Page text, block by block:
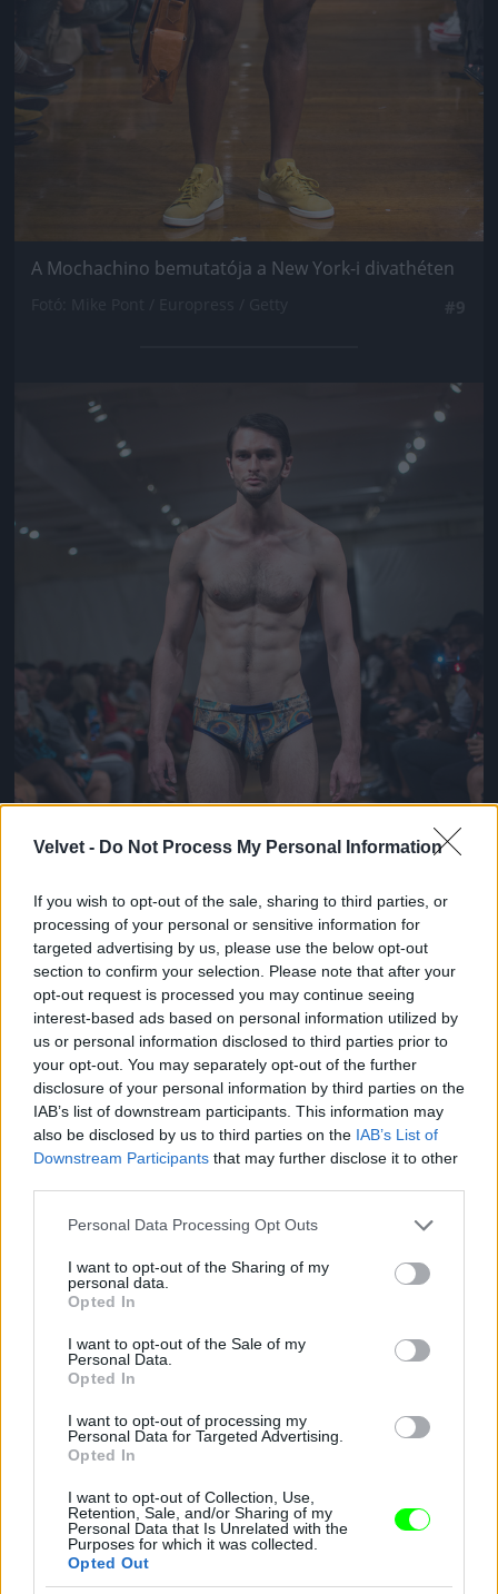
Velvet - Do Not Process My Personal Information
If you wish to opt-out of the sale, sharing to third parties, or
processing of your personal or sensitive information for
targeted advertising by us, please use the below opt-out
section to confirm your selection. Please note that after your
opt-out request is processed you may continue seeing
interest-based ads based on personal information utilized by
us or personal information disclosed to third parties prior to
your opt-out. You may separately opt-out of the further
disclosure of your personal information by third parties on the
IAB’s list of downstream participants. This information may
also be disclosed by us to third parties on the IAB’s List of
Downstream Participants that may further disclose it to other
Please note that this website/app uses one or more Google
not limited to your visit or usage behaviour. You may click to
grant or deny consent to Google and its third-party tags to
use your data for below specified purposes in below Google
consent section.
Personal Data Processing Opt Outs
I want to opt-out of the Sharing of my
personal data.
Opted In
I want to opt-out of the Sale of my
Personal Data.
Opted In
I want to opt-out of processing my
Personal Data for Targeted Advertising.
Opted In
I want to opt-out of Collection, Use,
Retention, Sale, and/or Sharing of my
Personal Data that Is Unrelated with the
Purposes for which it was collected.
Opted Out
A Mochachino bemutatója a New York-i divathéten
A Mochachino bemutatója a New York-i divathéten
Fotó: Mike Pont / Europress / Getty #10
Jön még kép!